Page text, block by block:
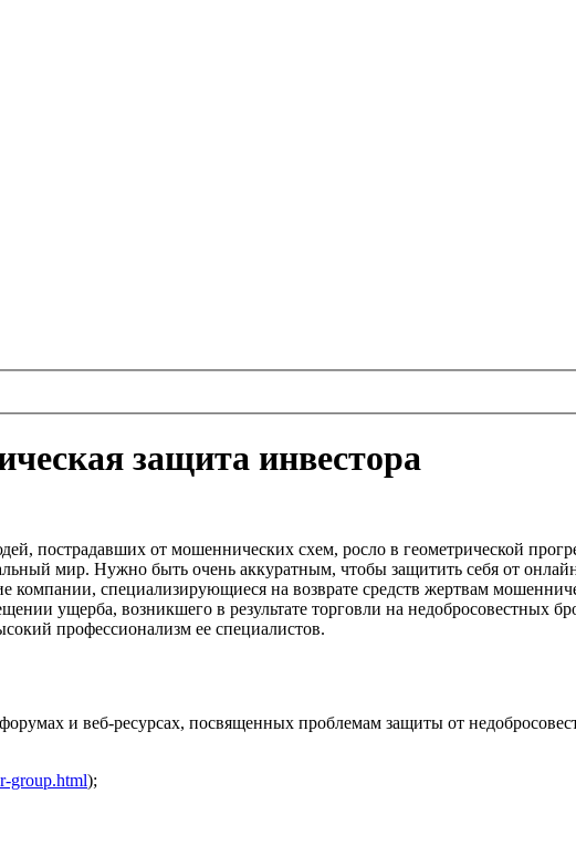
защита инвестора
пострадавших от мошеннических схем, росло в геометрической
мир. Нужно быть очень аккуратным, чтобы защитить себя от
компании, специализирующиеся на возврате средств жертвам
ущерба, возникшего в результате торговли на недобросовестных
профессионализм ее специалистов.
и веб-ресурсах, посвященных проблемам защиты от
group.html);